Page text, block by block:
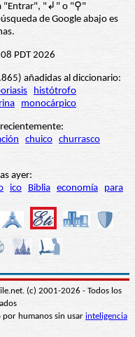
"Entrar", "↲" o "⚲"
de Google abajo es
PDT 2026
añadidas al diccionario:
histótrofo
monocárpico
chuico churrasco
ayer:
ico Biblia economía para
(c) 2001-2026 - Todos los
por humanos sin usar inteligencia